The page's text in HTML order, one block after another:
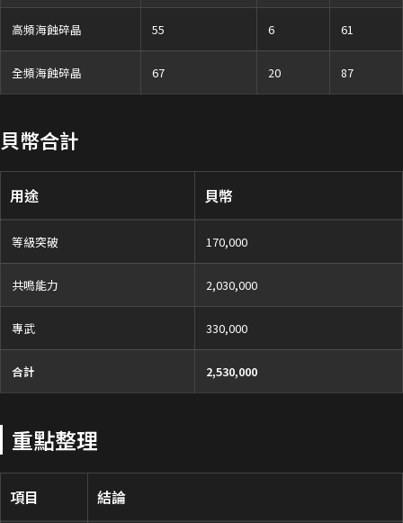
高頻海蝕碎晶 55 6 61
全頻海蝕碎晶 67 20 87
貝幣合計
用途 貝幣
等級突破 170,000
共鳴能力 2,030,000
專武 330,000
合計 2,530,000
重點整理
項目 結論